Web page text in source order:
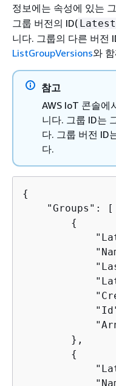
정보에는 속성에 있는
그룹 버전의 ID(
니다. 그룹의 다른 버전
ListGroupVersions와
참고
AWS IoT 콘솔에
니다. 그룹 ID는
다. 그룹 버전 ID
다.
{
    "Groups": [
{
        },
{